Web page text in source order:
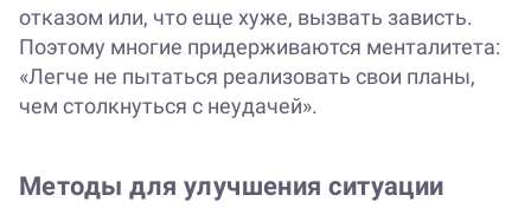
отказом или, что еще хуже, вызвать зависть.
Поэтому многие придерживаются менталитета:
«Легче не пытаться реализовать свои планы,
чем столкнуться с неудачей».
Методы для улучшения ситуации